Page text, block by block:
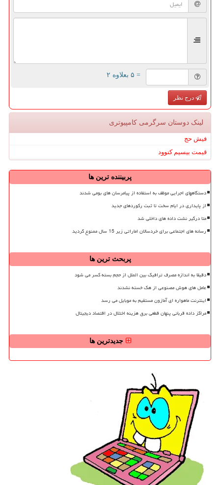
= ۵ بعلاوه ۲
درج نظر
لینک دوستان سرگرمی كامپیوتری
فیش حج
قیمت بیسیم کنوود
پربیننده ترین ها
دستگاههای اجرایی موظف به استفاده از پیامرسان های بومی شدند
از پایداری در ایام سخت تا ثبت رکوردهای جدید
متا درگیر نشت داده های داخلی شد
رسانه های اجتماعی برای خردسالان اماراتی زیر 15 سال ممنوع گردید
پربحث ترین ها
دقیقا به اندازه مصرف ترافیک بین الملل از حجم بسته کسر می شود
عامل های هوش مصنوعی از هک خسته نشدند
اینترنت ماهواره ای آمازون مستقیم به موبایل می رسد
مراکز داده قربانی پنهان قطعی برق هزینه اختلال در اقتصاد دیجیتال
جدیدترین ها